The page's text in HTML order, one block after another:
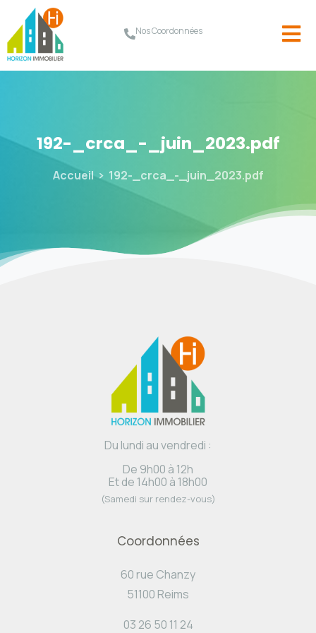
Nos Coordonnées
192-_crca_-_juin_2023.pdf
Accueil 192-_crca_-_juin_2023.pdf
Du lundi au vendredi :
De 9h00 à 12h
Et de 14h00 à 18h00
(Samedi sur rendez-vous)
Coordonnées
60 rue Chanzy
51100 Reims
03 26 50 11 24